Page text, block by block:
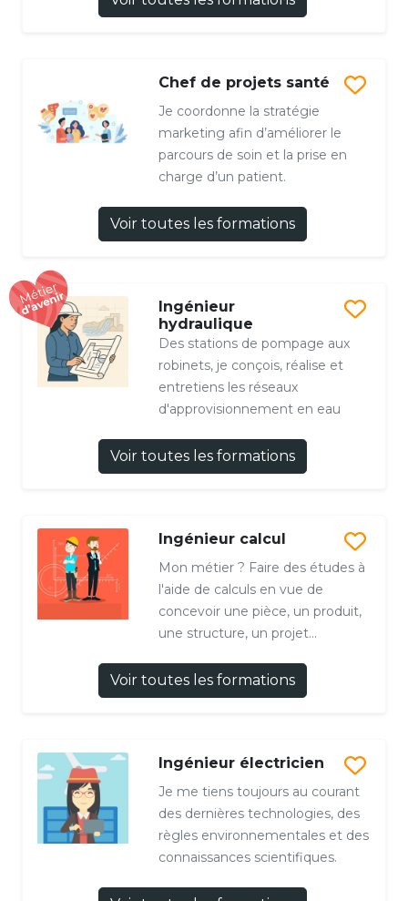
Chef de projets santé
Je coordonne la stratégie
marketing afin d’améliorer le
parcours de soin et la prise en
charge d’un patient.
Voir toutes les formations
Ingénieur
hydraulique
Des stations de pompage aux
robinets, je conçois, réalise et
entretiens les réseaux
d'approvisionnement en eau
Voir toutes les formations
Ingénieur calcul
Mon métier ? Faire des études à
l'aide de calculs en vue de
concevoir une pièce, un produit,
une structure, un projet...
Voir toutes les formations
Ingénieur électricien
Je me tiens toujours au courant
des dernières technologies, des
règles environnementales et des
connaissances scientifiques.